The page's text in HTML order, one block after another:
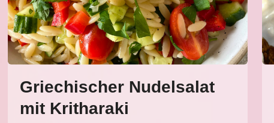
Griechischer Nudelsalat
mit Kritharaki